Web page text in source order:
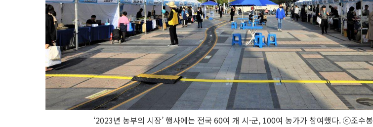
‘2023년 농부의 시장’ 행사에는 전국 60여 개 시·군, 100여 농가가 참여했다. ⓒ조수봉